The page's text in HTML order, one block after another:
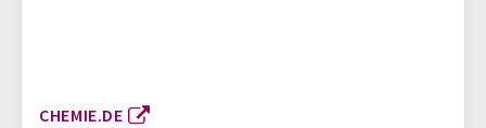
CHEMIE.DE